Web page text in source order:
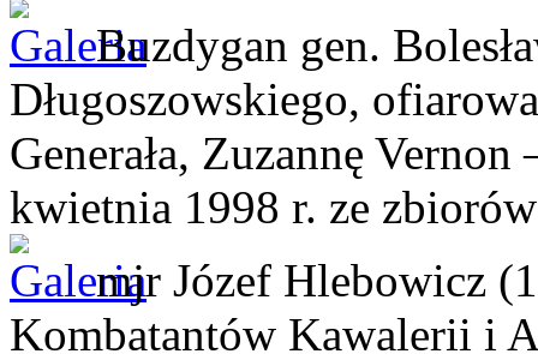
Buzdygan gen.
Długoszowskiego,
Generała, Zuzannę
kwietnia 1998 r. ze
mjr Józef Hlebowicz
Kombatantów Kawalerii i